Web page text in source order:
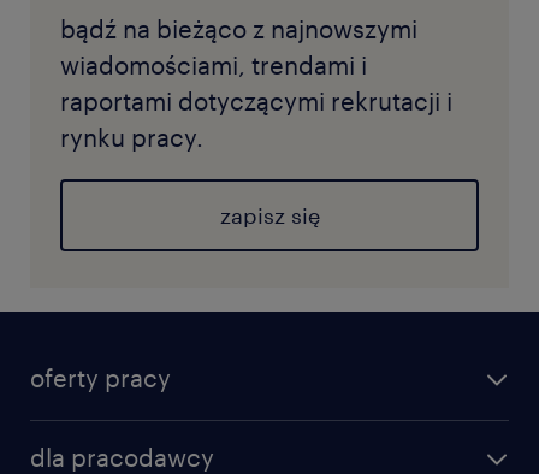
bądź na bieżąco z najnowszymi
wiadomościami, trendami i
raportami dotyczącymi rekrutacji i
rynku pracy.
zapisz się
oferty pracy
dla pracodawcy